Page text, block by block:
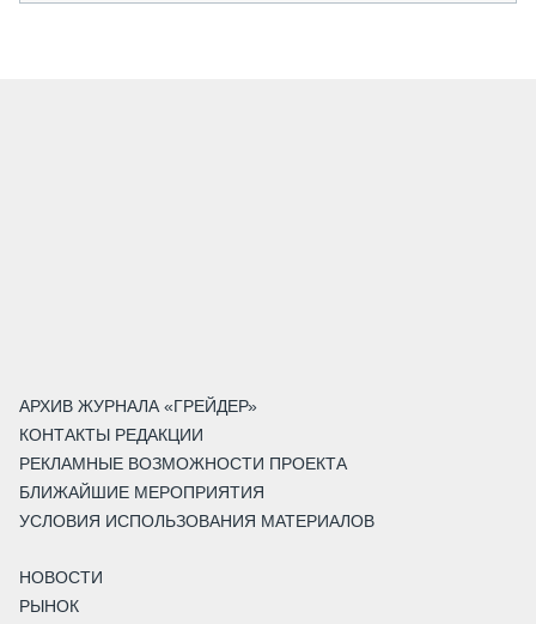
АРХИВ ЖУРНАЛА «ГРЕЙДЕР»
КОНТАКТЫ РЕДАКЦИИ
РЕКЛАМНЫЕ ВОЗМОЖНОСТИ ПРОЕКТА
БЛИЖАЙШИЕ МЕРОПРИЯТИЯ
УСЛОВИЯ ИСПОЛЬЗОВАНИЯ МАТЕРИАЛОВ
НОВОСТИ
РЫНОК